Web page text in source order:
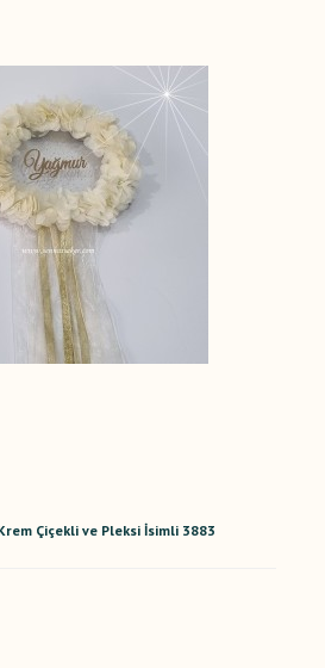
Çiçekli ve Pleksi İsimli 3883